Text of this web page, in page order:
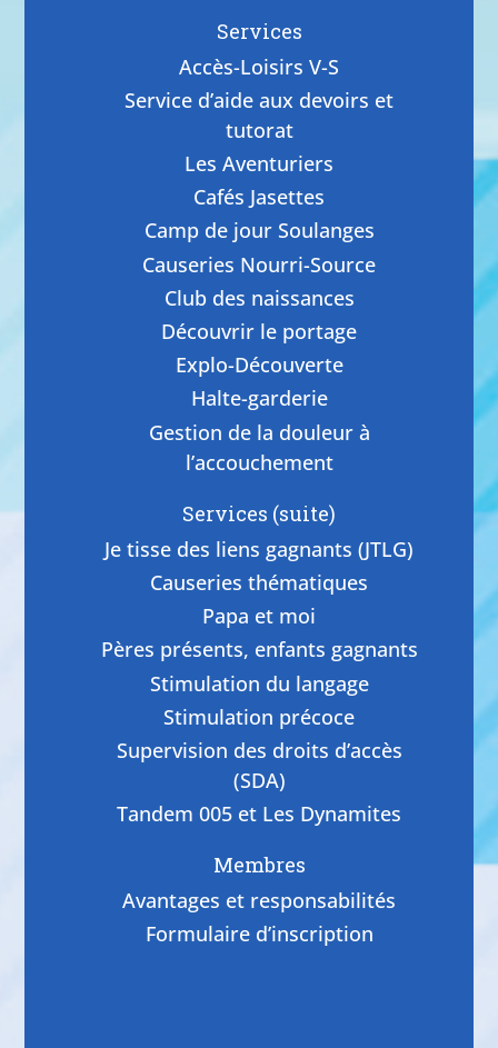
Services
Accès-Loisirs V-S
Service d’aide aux devoirs et
tutorat
Les Aventuriers
Cafés Jasettes
Camp de jour Soulanges
Causeries Nourri-Source
Club des naissances
Découvrir le portage
Explo-Découverte
Halte-garderie
Gestion de la douleur à
l’accouchement
Services (suite)
Je tisse des liens gagnants (JTLG)
Causeries thématiques
Papa et moi
Pères présents, enfants gagnants
Stimulation du langage
Stimulation précoce
Supervision des droits d’accès
(SDA)
Tandem 005 et Les Dynamites
Membres
Avantages et responsabilités
Formulaire d’inscription